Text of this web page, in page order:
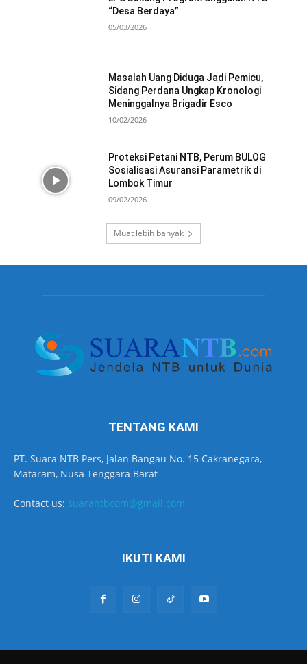
“Desa Berdaya”
05/03/2026
Masalah Uang Diduga Jadi Pemicu,
Sidang Perdana Ungkap Kronologi
Meninggalnya Brigadir Esco
10/02/2026
Proteksi Petani NTB, Perum BULOG
Sosialisasi Asuransi Parametrik di
Lombok Timur
09/02/2026
Muat lebih banyak
TENTANG KAMI
PT. Suara NTB Pers, Jalan Bangau No. 15 Cakranegara,
Mataram, Nusa Tenggara Barat
Contact us: suarantbcom@gmail.com
IKUTI KAMI